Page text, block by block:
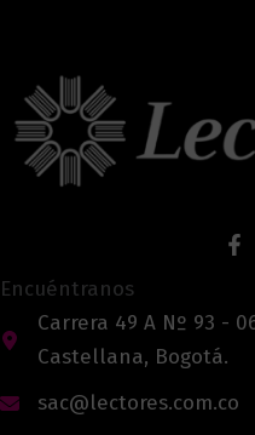
Encuéntranos
Carrera 49 A Nº 93 -
Castellana, Bogotá.
sac@lectores.com.co